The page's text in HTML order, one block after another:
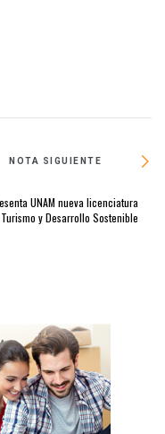
NOTA SIGUIENTE
UNAM nueva licenciatura
y Desarrollo Sostenible